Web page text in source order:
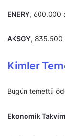
ENERY, 600.000
AKSGY, 835.500
Kimler
Bugün temettü
Ekonomik